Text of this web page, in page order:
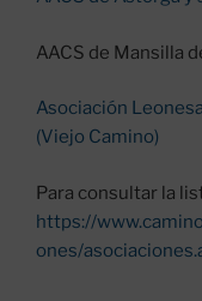
AACS de Mansilla
Asociación
(Viejo Camino)
Para consultar la
https://
ones/